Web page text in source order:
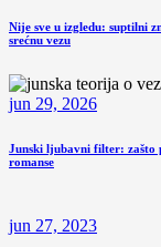
Nije sve u izgledu: suptilni
srećnu vezu
jun 29, 2026
Junski ljubavni filter: zašto
romanse
jun 27, 2023